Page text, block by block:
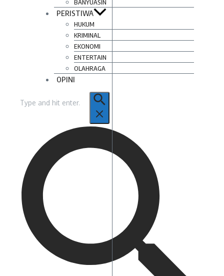
BANYUASIN
PERISTIWA
HUKUM
KRIMINAL
EKONOMI
ENTERTAIN
OLAHRAGA
OPINI
untuk: